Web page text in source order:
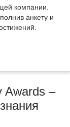
компании.
анкету и
Awards –